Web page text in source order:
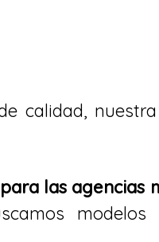
calidad,
las agencias
modelos